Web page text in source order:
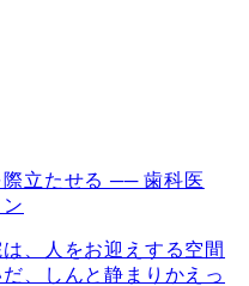
際立たせる ── 歯科医
、人をお迎えする空間
、しんと静まりかえっ